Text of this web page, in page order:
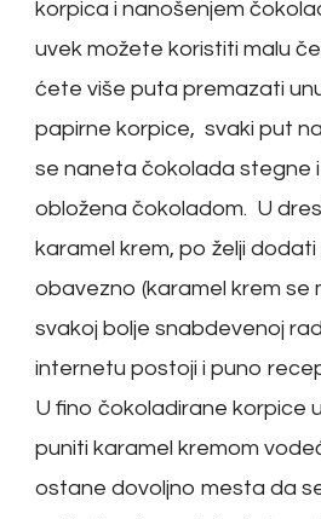
korpica i nanošenjem
uvek možete koristiti malu
ćete više puta premazati
papirne korpice, svaki put
se naneta čokolada stegne
obložena čokoladom. U
karamel krem, po želji dodati
obavezno (karamel krem se
svakoj bolje snabdevenoj
internetu postoji i puno
U fino čokoladirane korpice
puniti karamel kremom
ostane dovoljno mesta da